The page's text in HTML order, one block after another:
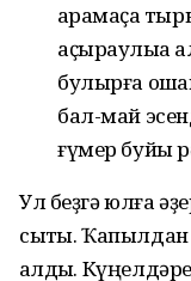
ҡарамаҫҡа
аҫыраулыҡҡа
булырға
бал-май
ғүмер буйы
Ул беҙгә юлға
сыҡты.
ҡалдыҡ.